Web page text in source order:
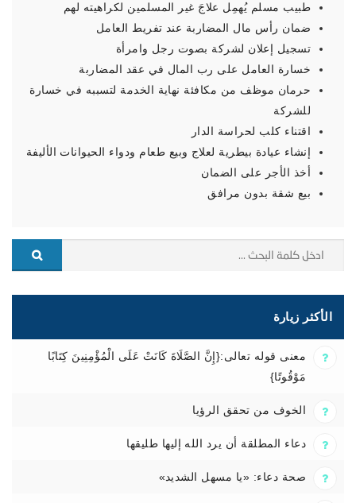
طبيب مسلم يُهمِل علاجَ غير المسلمين لكراهيته لهم
ضمان رأس مال المضاربة عند تفريط العامل
تسجيل إعلان لشركة بصوت رجل وامرأة
خسارة العامل على رب المال في عقد المضاربة
حرمان موظف من مكافئة نهاية الخدمة لتسببه في خسارة
للشركة
اقتناء كلب لحراسة الدار
إنشاء عيادة بيطرية لعلاج وبيع طعام ودواء الحيوانات الأليفة
أخذ الأجر على الضمان
بيع شقة بدون مرافق
الأكثر زيارة
معنى قوله تعالى:{إِنَّ الصَّلَاةَ كَانَتْ عَلَى الْمُؤْمِنِينَ كِتَابًا
مَوْقُوتًا}
الخوف من تحقق الرؤيا
دعاء المطلقة أن يرد الله إليها طليقها
صحة دعاء: «يا مسهل الشديد»